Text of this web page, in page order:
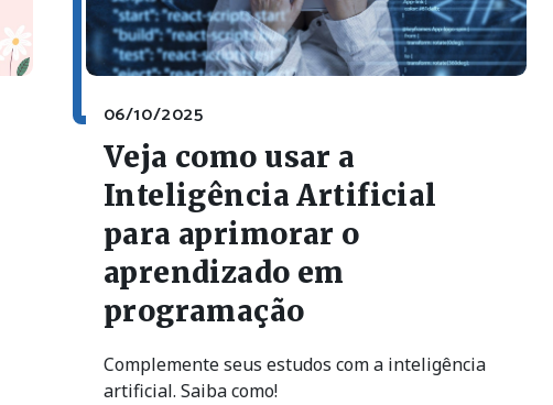
06/10/2025
Veja como usar a
Inteligência Artificial
para aprimorar o
aprendizado em
programação
Complemente seus estudos com a inteligência
artificial. Saiba como!